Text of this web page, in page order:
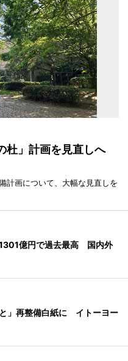
杜」計画を見直しへ
計画について、大幅な見直しを
億円で過去最高 国内外
と」再整備白紙に イトーヨー